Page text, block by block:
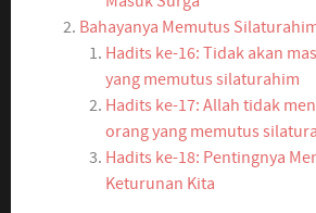
Bahayanya Memutus
Hadits ke-16: Tidak akan
yang memutus silaturahim
Hadits ke-17: Allah tidak
orang yang memutus
Hadits ke-18: Pentingnya
Keturunan Kita